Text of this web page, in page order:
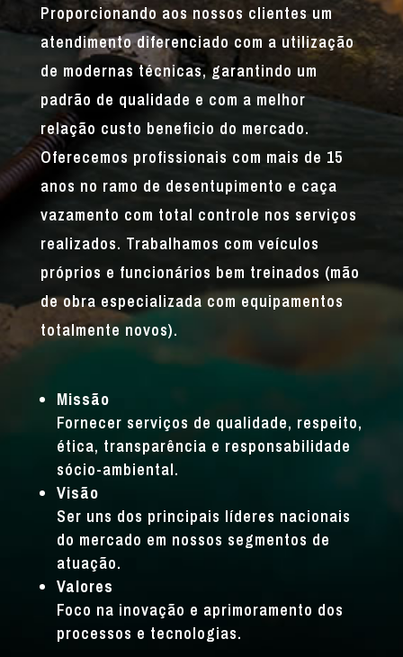
Proporcionando aos nossos clientes um
atendimento diferenciado com a utilização
de modernas técnicas, garantindo um
padrão de qualidade e com a melhor
relação custo beneficio do mercado.
Oferecemos profissionais com mais de 15
anos no ramo de desentupimento e caça
vazamento com total controle nos serviços
realizados. Trabalhamos com veículos
próprios e funcionários bem treinados (mão
de obra especializada com equipamentos
totalmente novos).
Missão
Fornecer serviços de qualidade, respeito,
ética, transparência e responsabilidade
sócio-ambiental.
Visão
Ser uns dos principais líderes nacionais
do mercado em nossos segmentos de
atuação.
Valores
Foco na inovação e aprimoramento dos
processos e tecnologias.